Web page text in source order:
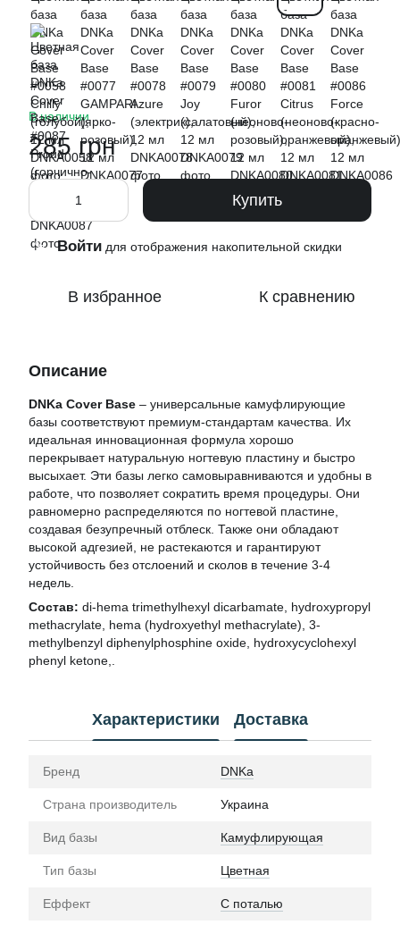
В наличии
285 грн
Купить
% Войти для отображения накопительной скидки
В избранное К сравнению
Описание
DNKa Cover Base – универсальные камуфлирующие
базы соответствуют премиум-стандартам качества. Их
идеальная инновационная формула хорошо
перекрывает натуральную ногтевую пластину и быстро
высыхает. Эти базы легко самовыравниваются и удобны в
работе, что позволяет сократить время процедуры. Они
равномерно распределяются по ногтевой пластине,
создавая безупречный отблеск. Также они обладают
высокой адгезией, не растекаются и гарантируют
устойчивость без отслоений и сколов в течение 3-4
недель.
Состав: di-hema trimethylhexyl dicarbamate, hydroxypropyl
methacrylate, hema (hydroxyethyl methacrylate), 3-
methylbenzyl diphenylphosphine oxide, hydroxycyclohexyl
phenyl ketone,.
Характеристики Доставка
Бренд DNKa
Страна производитель Украина
Вид базы Камуфлирующая
Тип базы Цветная
Еффект С поталью